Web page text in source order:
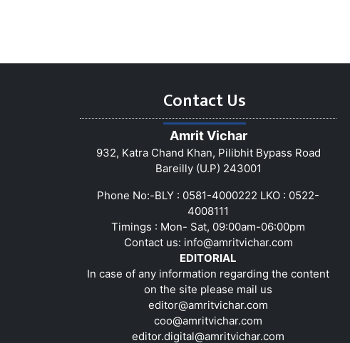
Contact Us
Amrit Vichar
932, Katra Chand Khan, Pilibhit Bypass Road
Bareilly (U.P) 243001
Phone No:-BLY : 0581-4000222 LKO : 0522-
4008111
Timings : Mon- Sat, 09:00am-06:00pm
Contact us: info@amritvichar.com
EDITORIAL
In case of any information regarding the content
on the site please mail us
editor@amritvichar.com
coo@amritvichar.com
editor.digital@amritvichar.com